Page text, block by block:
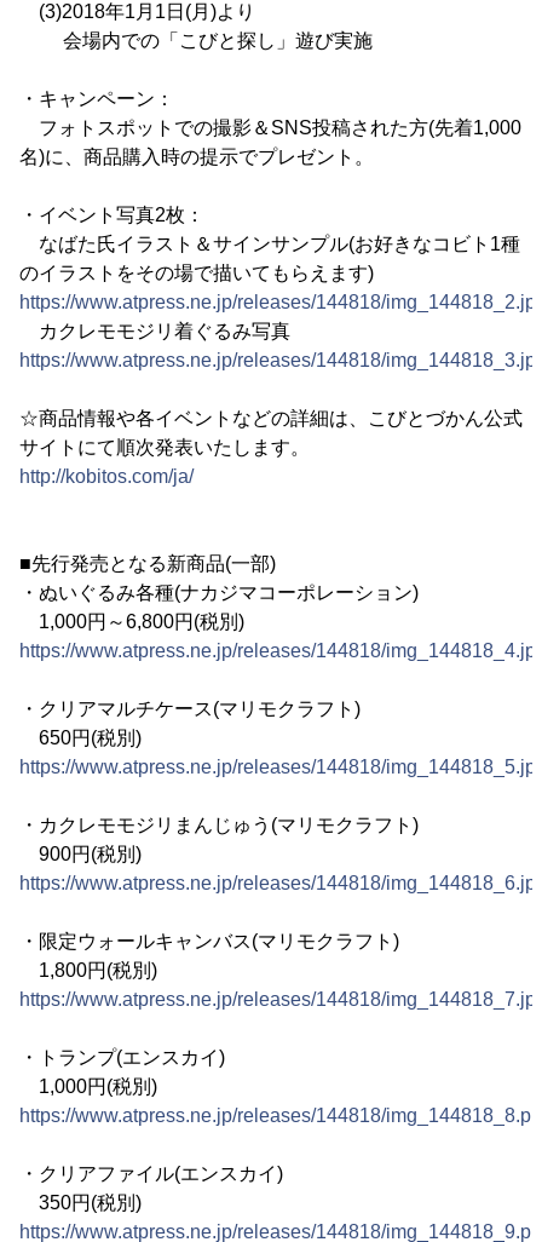
(3)2018年1月1日(月)より
会場内での「こびと探し」遊び実施
・キャンペーン：
フォトスポットでの撮影＆SNS投稿された方(先着1,000
名)に、商品購入時の提示でプレゼント。
・イベント写真2枚：
なばた氏イラスト＆サインサンプル(お好きなコビト1種
のイラストをその場で描いてもらえます)
https://www.atpress.ne.jp/releases/144818/
カクレモモジリ着ぐるみ写真
https://www.atpress.ne.jp/releases/144818/
☆商品情報や各イベントなどの詳細は、こびとづかん公式
サイトにて順次発表いたします。
http://kobitos.com/ja/
■先行発売となる新商品(一部)
・ぬいぐるみ各種(ナカジマコーポレーション)
1,000円～6,800円(税別)
https://www.atpress.ne.jp/releases/144818/
・クリアマルチケース(マリモクラフト)
650円(税別)
https://www.atpress.ne.jp/releases/144818/
・カクレモモジリまんじゅう(マリモクラフト)
900円(税別)
https://www.atpress.ne.jp/releases/144818/
・限定ウォールキャンバス(マリモクラフト)
1,800円(税別)
https://www.atpress.ne.jp/releases/144818/
・トランプ(エンスカイ)
1,000円(税別)
https://www.atpress.ne.jp/releases/144818/
・クリアファイル(エンスカイ)
350円(税別)
https://www.atpress.ne.jp/releases/144818/